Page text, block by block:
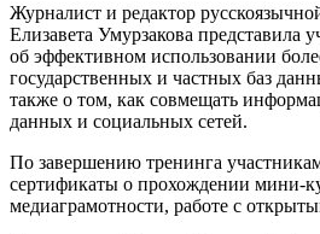
Журналист и редактор
Елизавета Умурзакова
об эффективном использовании
государственных и частных баз
также о том, как совмещать
данных и социальных сетей.
По завершению тренинга
сертификаты о прохождении мини-
медиаграмотности, работе с